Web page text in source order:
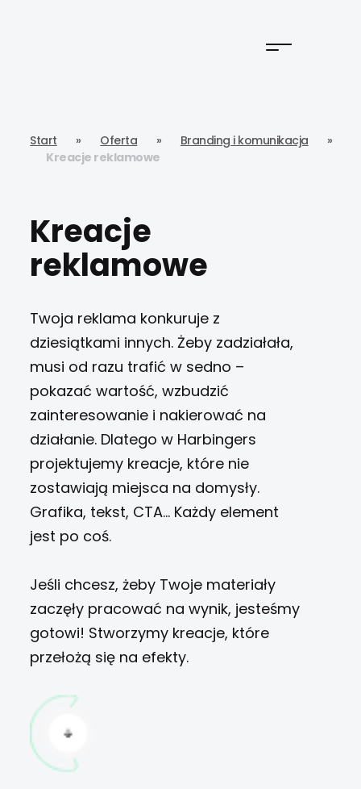
Start » Oferta » Branding i komunikacja
»
Kreacje reklamowe
Kreacje
reklamowe
Twoja reklama konkuruje z
dziesiątkami innych. Żeby zadziałała,
musi od razu trafić w sedno –
pokazać wartość, wzbudzić
zainteresowanie i nakierować na
działanie. Dlatego w Harbingers
projektujemy kreacje, które nie
zostawiają miejsca na domysły.
Grafika, tekst, CTA… Każdy element
jest po coś.
Jeśli chcesz, żeby Twoje materiały
zaczęły pracować na wynik, jesteśmy
gotowi! Stworzymy kreacje, które
przełożą się na efekty.